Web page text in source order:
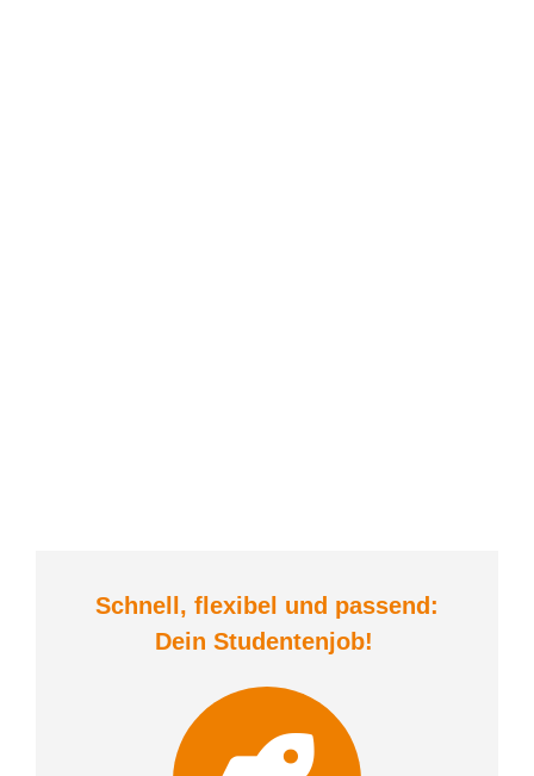
Schnell, flexibel und passend:
Dein Studentenjob!